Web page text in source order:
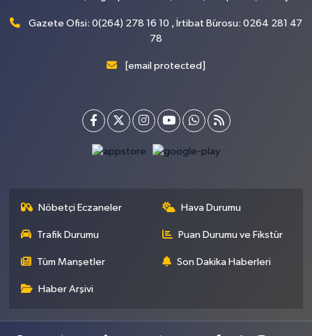
Gazete Ofisi: 0(264) 278 16 10 , İrtibat Bürosu: 0264 281 47
78
[email protected]
Nöbetçi Eczaneler Hava Durumu
Trafik Durumu Puan Durumu ve Fikstür
Tüm Manşetler Son Dakika Haberleri
Haber Arşivi